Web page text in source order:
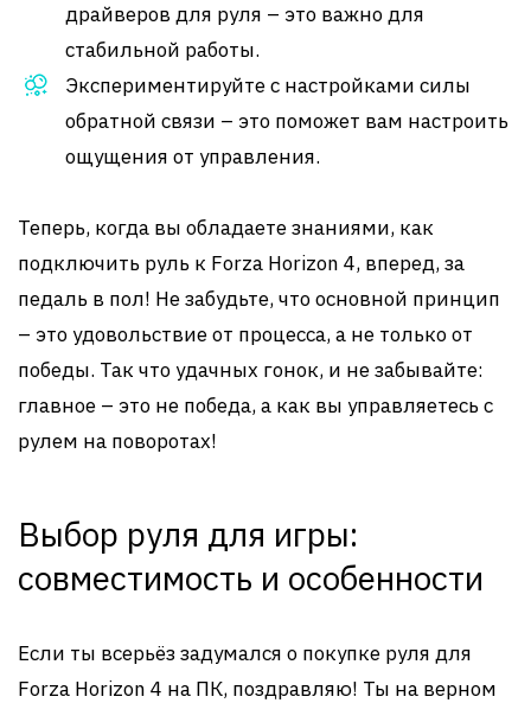
драйверов для руля – это важно для
стабильной работы.
Экспериментируйте с настройками силы
обратной связи – это поможет вам настроить
ощущения от управления.
Теперь, когда вы обладаете знаниями, как
подключить руль к Forza Horizon 4, вперед, за
педаль в пол! Не забудьте, что основной принцип
– это удовольствие от процесса, а не только от
победы. Так что удачных гонок, и не забывайте:
главное – это не победа, а как вы управляетесь с
рулем на поворотах!
Выбор руля для игры:
совместимость и особенности
Если ты всерьёз задумался о покупке руля для
Forza Horizon 4 на ПК, поздравляю! Ты на верном